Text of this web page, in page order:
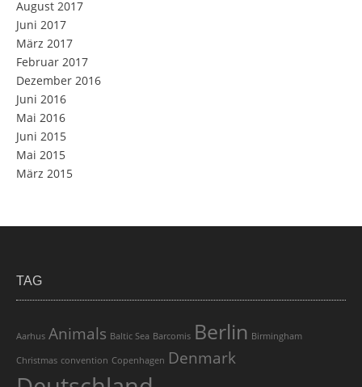
August 2017
Juni 2017
März 2017
Februar 2017
Dezember 2016
Juni 2016
Mai 2016
Juni 2015
Mai 2015
März 2015
TAG
Aarhus Animals Baltic Sea Barcomis Berlin Birmingham
Christmas convention Copenhagen Denmark